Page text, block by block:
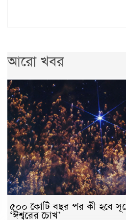
আরো খবর
৫০০ কোটি বছর পর কী হবে
‘ঈশ্বরের চোখ’